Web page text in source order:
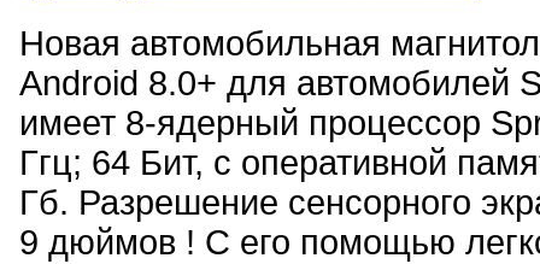
Новая автомобильная
Android 8.0+ для автомобилей
имеет 8-ядерный процессор
Ггц; 64 Бит, с оперативной
Гб. Разрешение сенсорного
9 дюймов ! С его помощью